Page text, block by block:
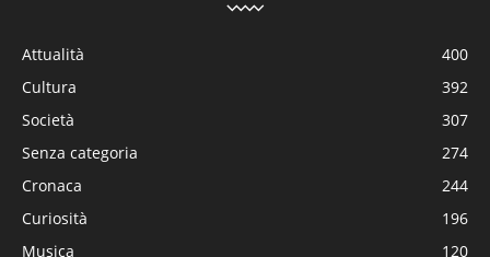
Attualità
400
Cultura
392
Società
307
Senza categoria
274
Cronaca
244
Curiosità
196
Musica
120